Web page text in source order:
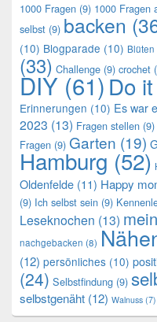
1000 Fragen (9) 1000 Fragen
selbst (9) backen
(10) Blogparade (10) Blüten
(33) Challenge (9) crochet
DIY (61)Do
Erinnerungen (10) Es war
2023 (13) Fragen stellen (9)
Fragen (9) Garten (19)
Hamburg (52)
Oldenfelde (11) Happy
(9) Ich selbst sein (9)
Leseknochen (13)
nachgebacken (8)
(12) persönliches (10)
(24) Selbstfindung (9)
selbstgenäht (12) Walnuss (7)